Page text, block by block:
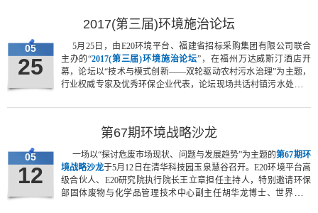
2017(第三届)环境施治论坛
05
25
5月25日，由E20环境平台、福建省招标采购集团有限公司联合
主办的“2017(第三届)环境施治论坛”，在福州万达威斯汀酒店开
幕，论坛以“技术与模式创新——双轮驱动农村污水治理”为主题，
行业权威专家及优秀环保企业代表，论坛现场共话村镇污水处理问
会。
第67期环境战略沙龙
05
12
一场以“探讨危废市场现状、问题与发展趋势”为主题的第67期环
境战略沙龙于5月12日在清华科技园玉泉慧谷召开。E20环境平台高
级合伙人、E20研究院执行院长王立章担任主持人，特别邀请环保
部固体废物与化学品管理技术中心副主任胡华龙博士、世界银行